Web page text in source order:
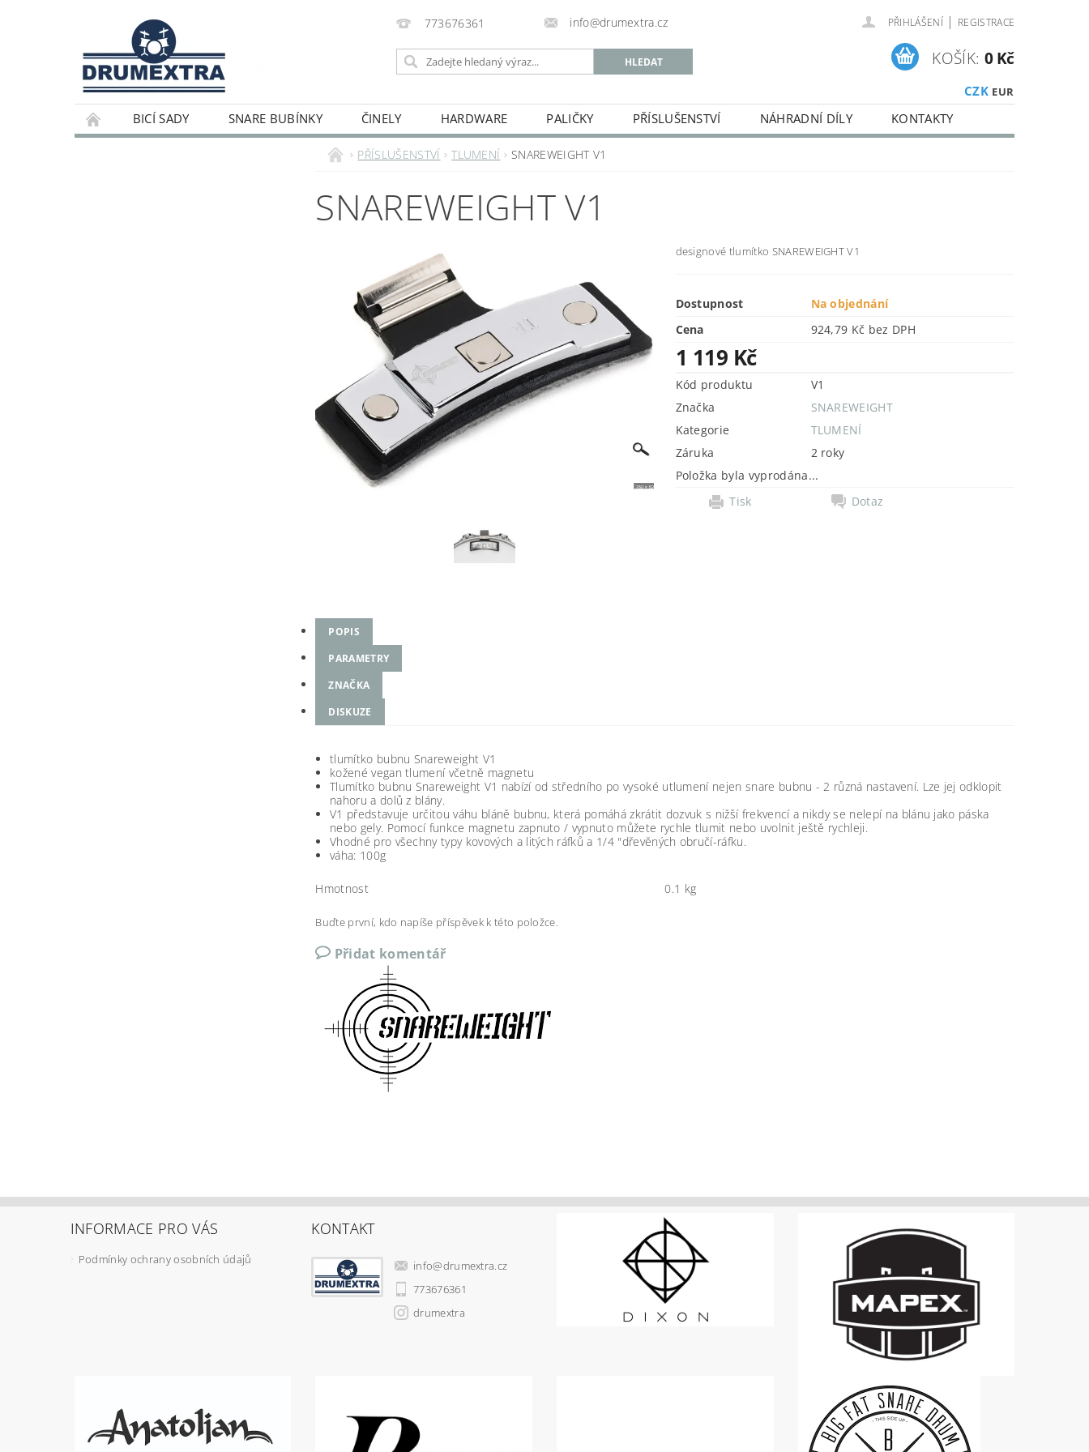
773676361 info@drumextra.cz PŘIHLÁŠENÍ | REGISTRACE
CZK EUR
KOŠÍK: 0 Kč
BICÍ SADY SNARE BUBÍNKY ČINELY HARDWARE PALIČKY PŘÍSLUŠENSTVÍ NÁHRADNÍ DÍLY KONTAKTY
PŘÍSLUŠENSTVÍ TLUMENÍ SNAREWEIGHT V1
SNAREWEIGHT V1
designové tlumítko SNAREWEIGHT V1
Dostupnost
Na objednání
Cena
924,79 Kč bez DPH
1 119 Kč
Kód produktu
V1
Značka
SNAREWEIGHT
Kategorie
TLUMENÍ
Záruka
2 roky
Položka byla vyprodána...
Tisk
Dotaz
POPIS
PARAMETRY
ZNAČKA
DISKUZE
tlumítko bubnu Snareweight V1
kožené vegan tlumení včetně magnetu
Tlumítko bubnu Snareweight V1 nabízí od středního po vysoké utlumení nejen snare bubnu - 2 různá nastavení. Lze jej odklopit
nahoru a dolů z blány.
V1 představuje určitou váhu bláně bubnu, která pomáhá zkrátit dozvuk s nižší frekvencí a nikdy se nelepí na blánu jako páska
nebo gely. Pomocí funkce magnetu zapnuto / vypnuto můžete rychle tlumit nebo uvolnit ještě rychleji.
Vhodné pro všechny typy kovových a litých ráfků a 1/4 "dřevěných obručí-ráfku.
váha: 100g
Hmotnost 0.1 kg
Buďte první, kdo napíše příspěvek k této položce.
Přidat komentář
INFORMACE PRO VÁS
Podmínky ochrany osobních údajů
KONTAKT
info@drumextra.cz
773676361
drumextra